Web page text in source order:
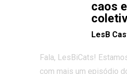
caos
LesB
Fala, LesBiCats!
com mais um episódio